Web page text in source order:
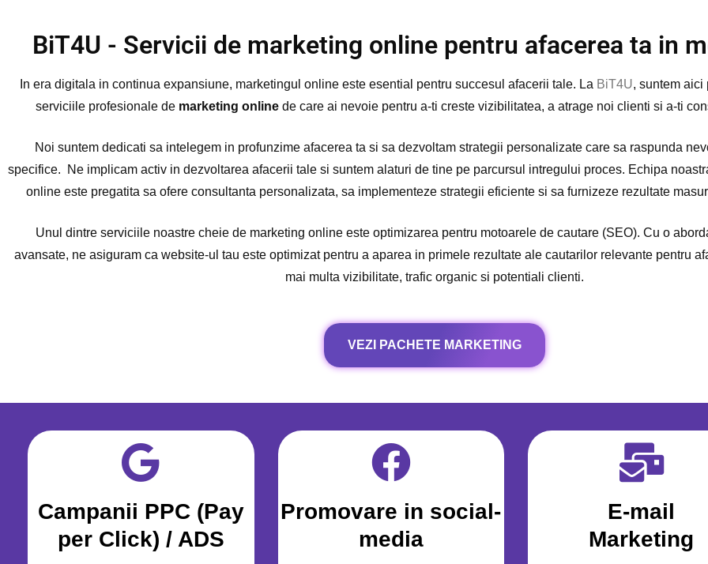
BiT4U - Servicii de marketing online pentru afacerea ta in
In era digitala in continua expansiune, marketingul online este esential pentru succesul afacerii tale. La BiT4U, suntem aici
serviciile profesionale de marketing onlinede care ai nevoie pentru a-ti creste vizibilitatea, a atrage noi clienti si a-ti
Noi suntem dedicati sa intelegem in profunzime afacerea ta si sa dezvoltam strategii personalizate care sa raspunda
specifice. Ne implicam activ in dezvoltarea afacerii tale si suntem alaturi de tine pe parcursul intregului proces. Echipa
online este pregatita sa ofere consultanta personalizata, sa implementeze strategii eficiente si sa furnizeze rezultate
Unul dintre serviciile noastre cheie de marketing online este optimizarea pentru motoarele de cautare (SEO). Cu o
avansate, ne asiguram ca website-ul tau este optimizat pentru a aparea in primele rezultate ale cautarilor relevante pentru
mai multa vizibilitate, trafic organic si potentiali clienti.
VEZI PACHETE MARKETING
Campanii PPC (Pay
per Click) / ADS
Promovare in social-
media
E-mail
Marketing